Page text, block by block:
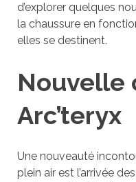
d’explorer quelques
la chaussure en
elles se destinent.
Nouvelle
Arc’teryx
Une nouveauté
plein air est l’arrivée